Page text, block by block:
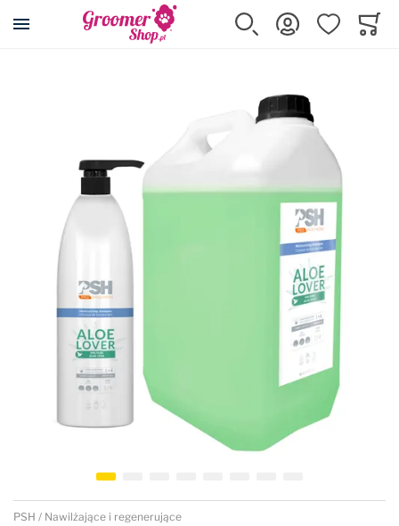
Przejdź na stronę główną
Szukaj Zaloguj sięUlubione
Przejdź na początek galerii
PSH Nawilżające i regenerujące